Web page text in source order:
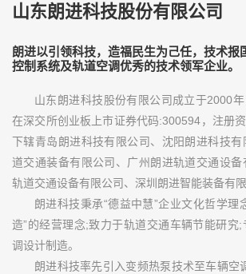
山东朗进科技股份有限公司
朗进以引领科技，造福民生为己任，技术报
控制系统及轨道空调优秀的技术领军企业。
山东朗进科技股份有限公司成立于2000
在深交所创业板上市证券代码:300594，注册
下辖青岛朗进科技有限公司、沈阳朗进科技有
道交通装备有限公司、广州朗进轨道交通设
轨道交通设备有限公司、深圳朗进智能装备有限
朗进科技秉承“德益中慧”企业文化哲学理
造”的经营理念;致力于轨道交通车辆节能研究
调设计制造。
朗进科技率先引入变频热泵技术至车辆空